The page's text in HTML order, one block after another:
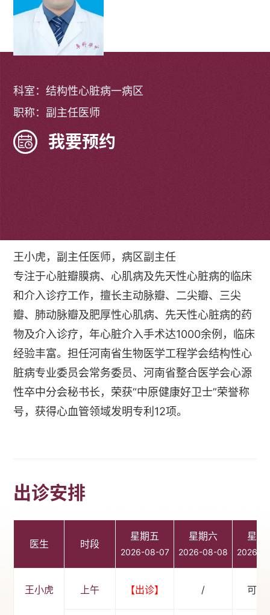
科室：结构性心脏病一病区
职称：副主任医师
我要预约
王小虎，副主任医师，病区副主任
专注于心脏瓣膜病、心肌病及先天性心脏病的临床
和介入诊疗工作，擅长主动脉瓣、二尖瓣、三尖
瓣、肺动脉瓣及肥厚性心肌病、先天性心脏病的药
物及介入诊疗，年心脏介入手术达1000余例，临床
经验丰富。担任河南省生物医学工程学会结构性心
脏病专业委员会常务委员、河南省整合医学会心源
性卒中分会秘书长，荣获“中原健康好卫士”荣誉称
号，获得心血管领域发明专利12项。
出诊安排
医生 时段
星期五
2026-08-07
星期六
2026-08-08
星期
2026-
王小虎 上午 【出诊】 / 可预